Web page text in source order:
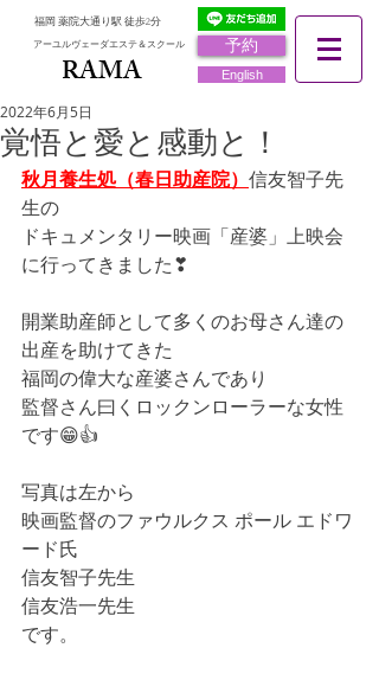
予約
福岡 薬院大通り駅 徒歩2分
アーユルヴェーダエステ＆スクール
RAMA English
覚悟と愛と感動と！
2022年6月5日
秋月養生処（春日助産院） 信友智子先
生の
ドキュメンタリー映画「産婆」上映会
に行ってきました❣
開業助産師として多くのお母さん達の
出産を助けてきた
福岡の偉大な産婆さんであり
監督さん曰くロックンローラーな女性
です😁👍
写真は左から
映画監督のファウルクス ポール エドワ
ード氏
信友智子先生
信友浩一先生
です。